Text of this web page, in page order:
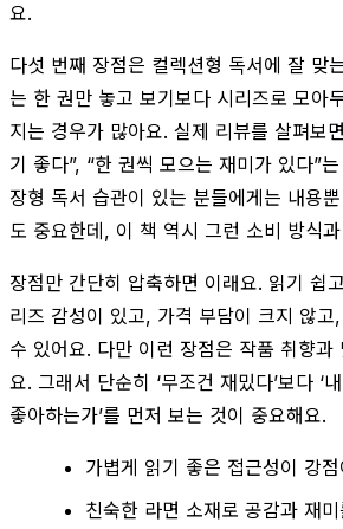
요.
다섯 번째 장점은 컬렉션형 독서에 잘 맞
는 한 권만 놓고 보기보다 시리즈로 모아
지는 경우가 많아요. 실제 리뷰를 살펴보
기 좋다”, “한 권씩 모으는 재미가 있다”
장형 독서 습관이 있는 분들에게는 내용
도 중요한데, 이 책 역시 그런 소비 방식
장점만 간단히 압축하면 이래요. 읽기 쉽
리즈 감성이 있고, 가격 부담이 크지 않
수 있어요. 다만 이런 장점은 작품 취향과
요. 그래서 단순히 ‘무조건 재밌다’보다 ‘
좋아하는가’를 먼저 보는 것이 중요해요.
가볍게 읽기 좋은 접근성이 강점
친숙한 라면 소재로 공감과 재